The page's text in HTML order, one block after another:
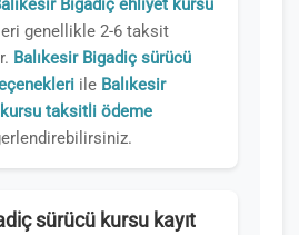
Bigadiç ehliyet kursu
genellikle 2-6 taksit
Balıkesir Bigadiç sürücü
ile Balıkesir
taksitli ödeme
sürücü kursu kayıt